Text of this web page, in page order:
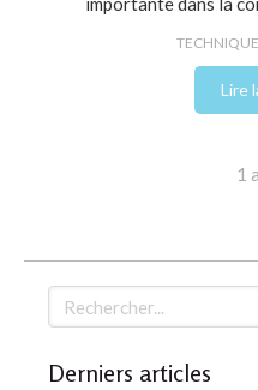
Lire
1
Rechercher
Derniers articles